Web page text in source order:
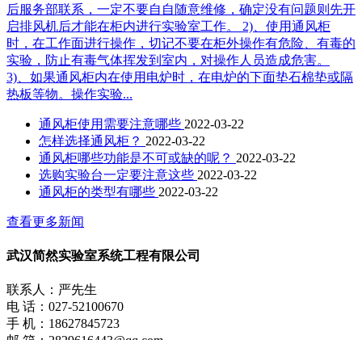
后服务部联系，一定不要自自随意维修，确定没有问题则先开
启排风机后才能在柜内进行实验室工作。 2)、使用通风柜
时，在工作面进行操作，切记不要在柜外操作有危险、有毒的
实验，防止有毒气体挥发到室内，对操作人员造成危害。
3)、如果通风柜内在使用电炉时，在电炉的下面垫石棉垫或隔
热板等物。操作实验...
通风柜使用需要注意哪些 2022-03-22
怎样选择通风柜？ 2022-03-22
通风柜哪些功能是不可或缺的呢？ 2022-03-22
选购实验台一定要注意这些 2022-03-22
通风柜的类型有哪些 2022-03-22
查看更多新闻
武汉简然实验室系统工程有限公司
联系人：严先生
电 话：027-52100670
手 机：18627845723